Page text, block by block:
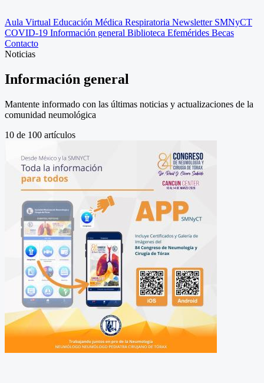
Aula Virtual Educación Médica Respiratoria Newsletter SMNyCT
COVID-19 Información general Biblioteca Efemérides Becas
Contacto
Noticias
Información general
Mantente informado con las últimas noticias y actualizaciones de la
comunidad neumológica
10 de 100 artículos